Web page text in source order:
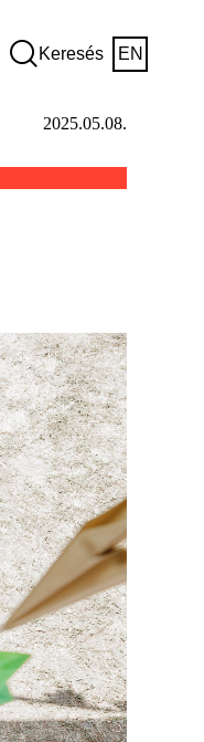
Keresés EN
2025.05.08.